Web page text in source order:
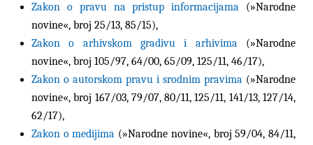
Zakon o pravu na pristup informacijama (»Narodne
novine«, broj 25/13, 85/15),
Zakon o arhivskom gradivu i arhivima(»Narodne
novine«, broj 105/97, 64/00, 65/09, 125/11, 46/17),
Zakon o autorskom pravu i srodnim pravima (»Narodne
novine«, broj 167/03, 79/07, 80/11, 125/11, 141/13, 127/14,
62/17),
Zakon o medijima (»Narodne novine«, broj59/04,84/11,